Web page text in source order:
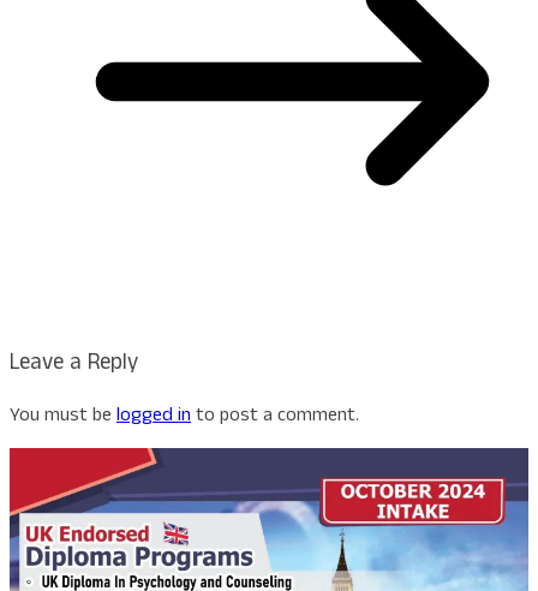
Leave a Reply
You must be logged into post a comment.